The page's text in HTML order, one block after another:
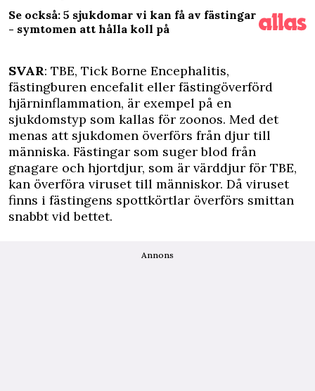
Se också: 5 sjukdomar vi kan få av fästingar
- symtomen att hålla koll på
SVAR: TBE, Tick Borne Encephalitis,
fästingburen encefalit eller fästingöverförd
hjärninflammation, är exempel på en
sjukdomstyp som kallas för zoonos. Med det
menas att sjukdomen överförs från djur till
människa. Fästingar som suger blod från
gnagare och hjortdjur, som är värddjur för TBE,
kan överföra viruset till människor. Då viruset
finns i fästingens spottkörtlar överförs smittan
snabbt vid bettet.
Annons